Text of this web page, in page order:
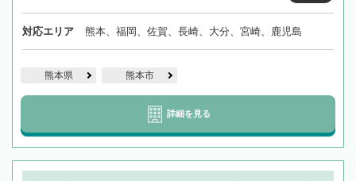
対応エリア 熊本、福岡、佐賀、長崎、大分、宮崎、鹿児島
熊本県 熊本市
詳細を見る